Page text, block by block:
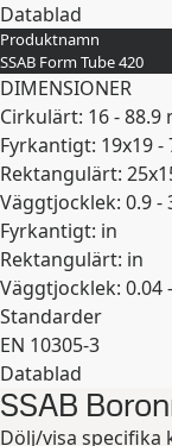
Datablad
Expandera
Produktnamn
SSAB Form Tube 420
DIMENSIONER
Cirkulärt: 16 - 88.9
Fyrkantigt: 19x19 -
Rektangulärt:
Väggtjocklek: 0.9 -
Fyrkantigt: in
Rektangulärt: in
Väggtjocklek: 0.04
Standarder
EN 10305-3
Datablad
Expandera
SSAB
Dölj/visa specifika